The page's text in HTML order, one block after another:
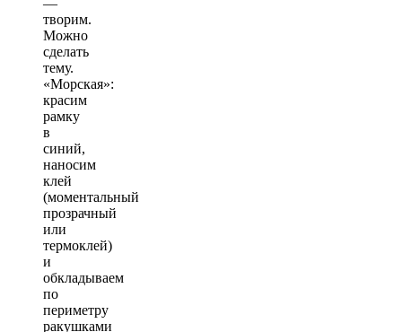
—
творим.
Можно
сделать
тему.
«Морская»:
красим
рамку
в
синий,
наносим
клей
(моментальный
прозрачный
или
термоклей)
и
обкладываем
по
периметру
ракушками